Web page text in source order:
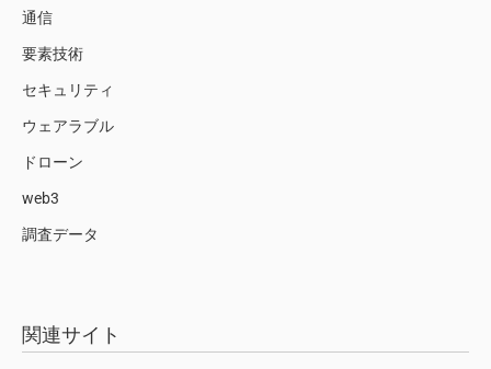
通信
要素技術
セキュリティ
ウェアラブル
ドローン
web3
調査データ
関連サイト